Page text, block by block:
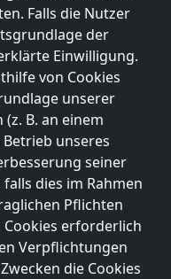
Falls die Nutzer
der
Einwilligung.
von Cookies
unserer
B. an einem
unseres
seiner
dies im Rahmen
Pflichten
erforderlich
Verpflichtungen
die Cookies